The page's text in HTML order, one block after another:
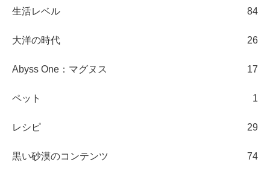
生活レベル 84
大洋の時代 26
Abyss One：マグヌス 17
ペット 1
レシピ 29
黒い砂漠のコンテンツ 74